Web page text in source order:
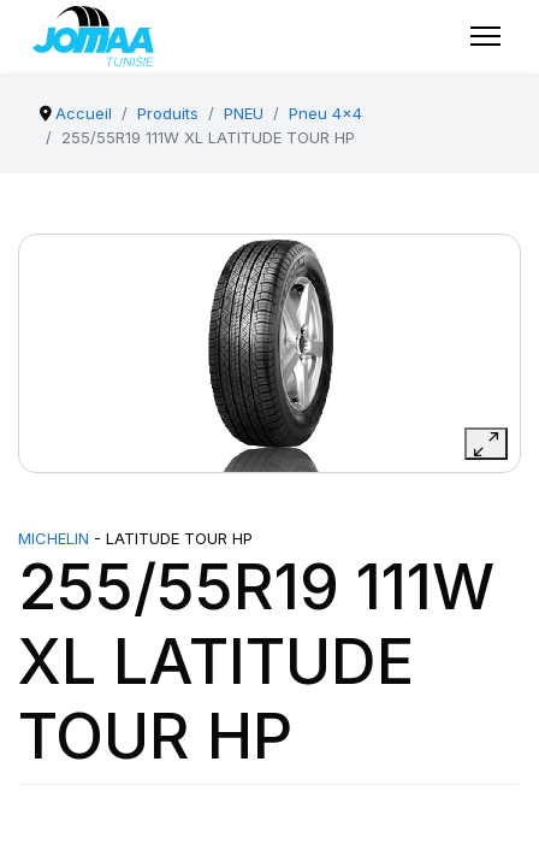
Accueil Produits PNEU
Pneu 4x4
255/55R19 111W XL LATITUDE TOUR HP
MICHELIN - LATITUDE TOUR HP
255/55R19 111W
XL LATITUDE
TOUR HP